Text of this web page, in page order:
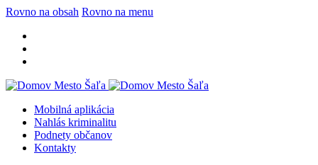
Rovno na obsah Rovno na menu
Mobilná aplikácia
Nahlás kriminalitu
Podnety občanov
Kontakty